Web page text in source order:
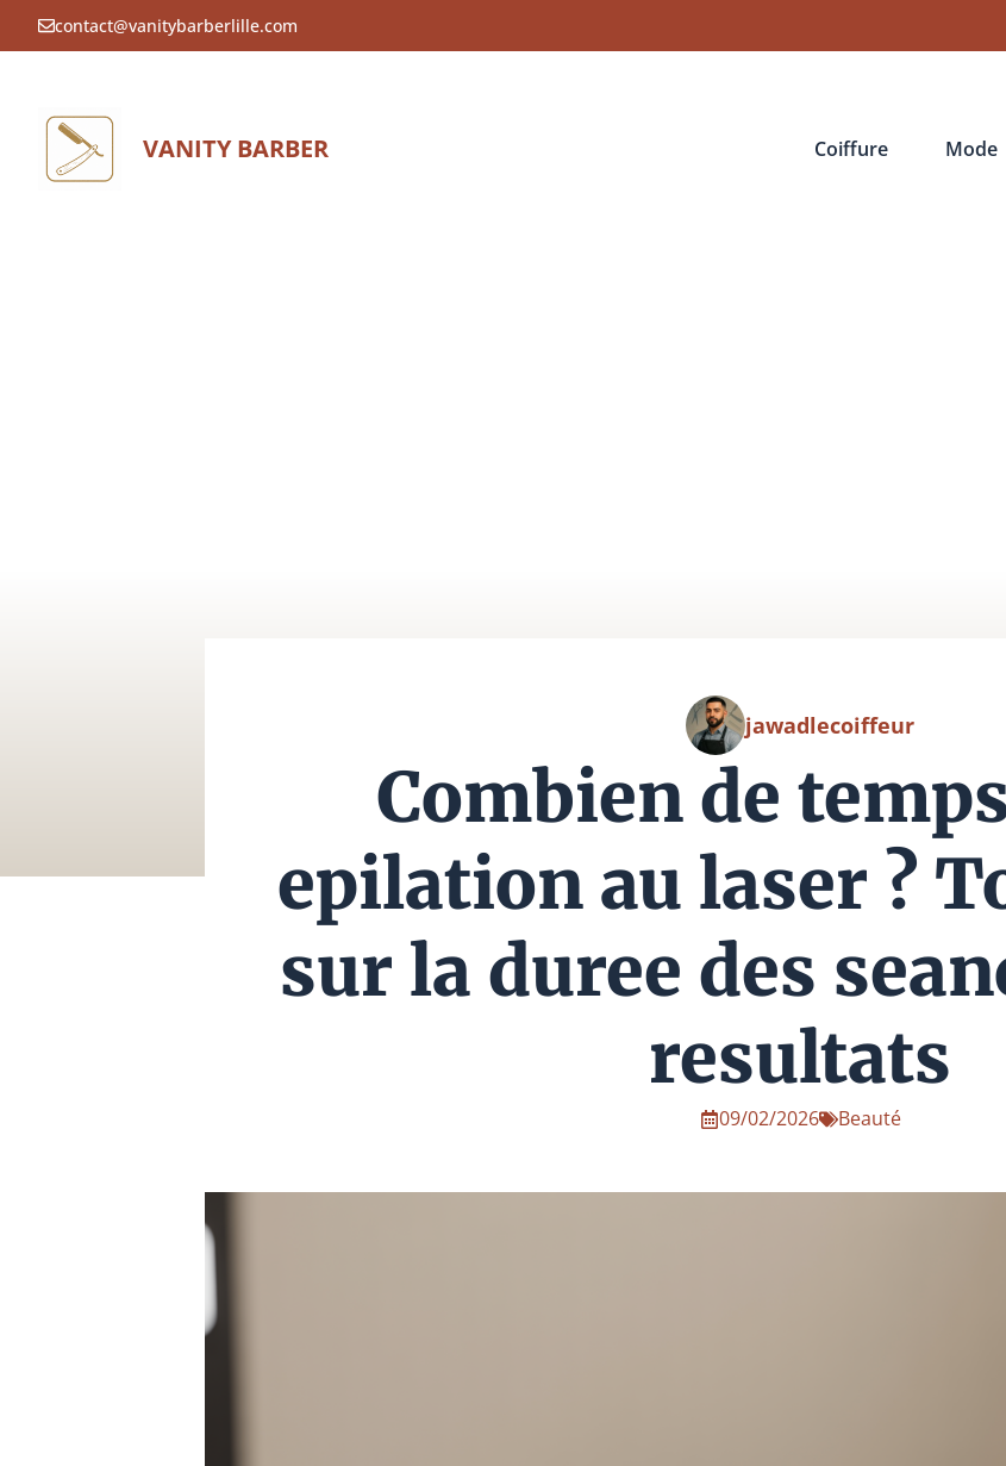
Aller
au
contact@vanitybarberlille.com
VANITY BARBER Coiffure Mode
jawadlecoiffeur
Combien de
epilation au laser ?
sur la duree des
resultats
09/02/2026 Beauté